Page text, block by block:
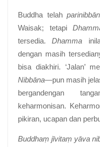
Buddha telah
Waisak; tetapi
tersedia.Dhamma
dengan masih
bisa diakhiri. ‘Jalan’
Nibbāna—pun masih
bergandengan
keharmonisan.
pikiran, ucapan dan
Buddhaṃ jīvitaṃ yāva